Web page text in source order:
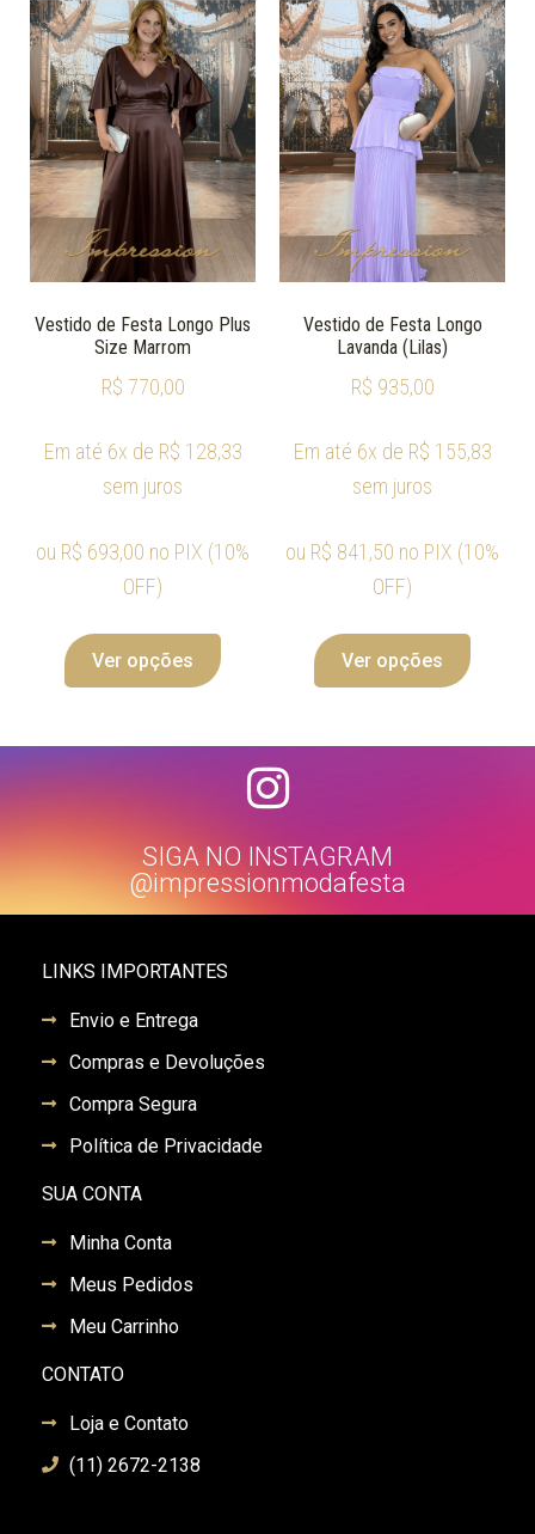
Vestido de Festa Longo Plus
Size Marrom
R$ 770,00
Em até 6x de R$ 128,33
sem juros
ou R$ 693,00 no PIX (10%
OFF)
Ver opções
Vestido de Festa Longo
Lavanda (Lilas)
R$ 935,00
Em até 6x de R$ 155,83
sem juros
ou R$ 841,50 no PIX (10%
OFF)
Ver opções
SIGA NO INSTAGRAM
@impressionmodafesta
LINKS IMPORTANTES
Envio e Entrega
Compras e Devoluções
Compra Segura
Política de Privacidade
SUA CONTA
Minha Conta
Meus Pedidos
Meu Carrinho
CONTATO
Loja e Contato
(11) 2672-2138